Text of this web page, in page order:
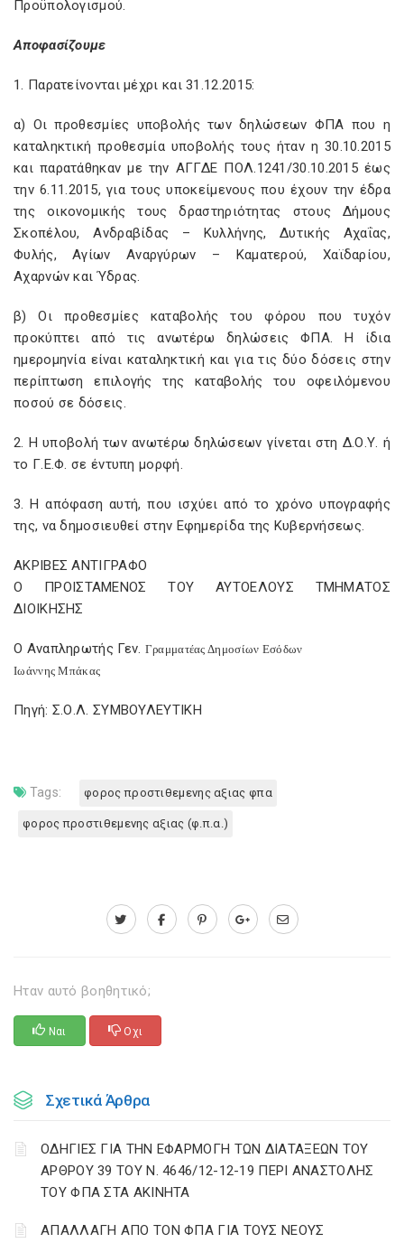
Προϋπολογισμού.
Αποφασίζουμε
1. Παρατείνονται μέχρι και 31.12.2015:
α) Οι προθεσμίες υποβολής των δηλώσεων ΦΠΑ που η
καταληκτική προθεσμία υποβολής τους ήταν η 30.10.2015
και παρατάθηκαν με την ΑΓΓΔΕ ΠΟΛ.1241/30.10.2015 έως
την 6.11.2015, για τους υποκείμενους που έχουν την έδρα
της οικονομικής τους δραστηριότητας στους Δήμους
Σκοπέλου, Ανδραβίδας – Κυλλήνης, Δυτικής Αχαΐας,
Φυλής, Αγίων Αναργύρων – Καματερού, Χαϊδαρίου,
Αχαρνών και Ύδρας.
β) Οι προθεσμίες καταβολής του φόρου που τυχόν
προκύπτει από τις ανωτέρω δηλώσεις ΦΠΑ. Η ίδια
ημερομηνία είναι καταληκτική και για τις δύο δόσεις στην
περίπτωση επιλογής της καταβολής του οφειλόμενου
ποσού σε δόσεις.
2. Η υποβολή των ανωτέρω δηλώσεων γίνεται στη Δ.Ο.Υ. ή
το Γ.Ε.Φ. σε έντυπη μορφή.
3. Η απόφαση αυτή, που ισχύει από το χρόνο υπογραφής
της, να δημοσιευθεί στην Εφημερίδα της Κυβερνήσεως.
ΑΚΡΙΒΕΣ ΑΝΤΙΓΡΑΦΟ
Ο ΠΡΟΙΣΤΑΜΕΝΟΣ ΤΟΥ ΑΥΤΟΕΛΟΥΣ ΤΜΗΜΑΤΟΣ
ΔΙΟΙΚΗΣΗΣ
Ο Αναπληρωτής Γεν. Γραμματέας Δημοσίων Εσόδων
Ιωάννης Μπάκας
Πηγή: Σ.Ο.Λ. ΣΥΜΒΟΥΛΕΥΤΙΚΗ
Tags: φορος προστιθεμενης αξιας φπα
φορος προστιθεμενης αξιας (φ.π.α.)
Ηταν αυτό βοηθητικό;
Ναι Οχι
Σχετικά Άρθρα
ΟΔΗΓΙΕΣ ΓΙΑ ΤΗΝ ΕΦΑΡΜΟΓΗ ΤΩΝ ΔΙΑΤΑΞΕΩΝ ΤΟΥ
ΑΡΘΡΟΥ 39 ΤΟΥ Ν. 4646/12-12-19 ΠΕΡΙ ΑΝΑΣΤΟΛΗΣ
ΤΟΥ ΦΠΑ ΣΤΑ ΑΚΙΝΗΤΑ
ΑΠΑΛΛΑΓΗ ΑΠΟ ΤΟΝ ΦΠΑ ΓΙΑ ΤΟΥΣ ΝΕΟΥΣ